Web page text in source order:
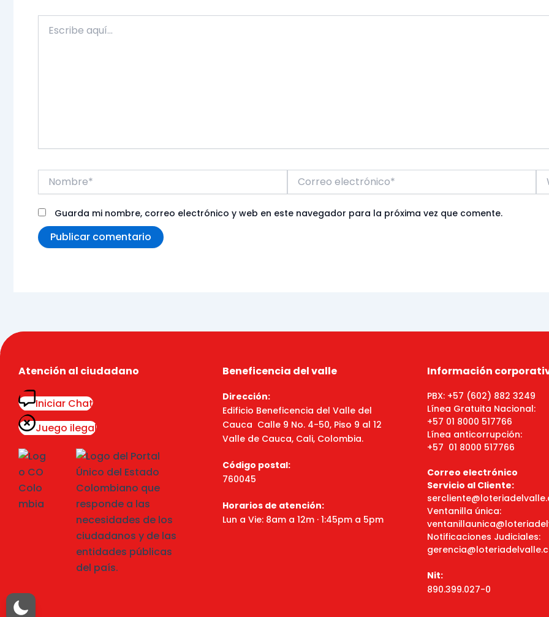
aquí...
Nombre*
electrónico*
Guarda mi nombre, correo electrónico y web en este navegador para la próxima vez que comente.
Atención al ciudadano
Iniciar Chat
Juego ilegal
Beneficencia del valle
Dirección:
Edificio Beneficencia del Valle del
Cauca Calle 9 No. 4-50, Piso 9 al 12
Valle de Cauca, Cali, Colombia.
Código postal:
760045
Horarios de atención:
Lun a Vie: 8am a 12m · 1:45pm a 5pm
Información
PBX: +57 (602) 882 3249
Línea Gratuita Nacional:
+57 01 8000 517766
Línea anticorrupción:
+57 01 8000 517766
Correo electrónico
Servicio al Cliente:
Ventanilla única:
Notificaciones Judiciales:
Nit:
890.399.027-0